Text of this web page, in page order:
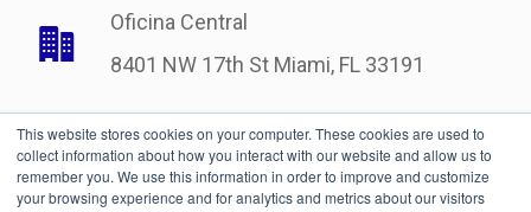
This website stores cookies on your computer. These cookies are used to
collect information about how you interact with our website and allow us to
remember you. We use this information in order to improve and customize
your browsing experience and for analytics and metrics about our visitors
Oficina Central
8401 NW 17th St Miami, FL 33191